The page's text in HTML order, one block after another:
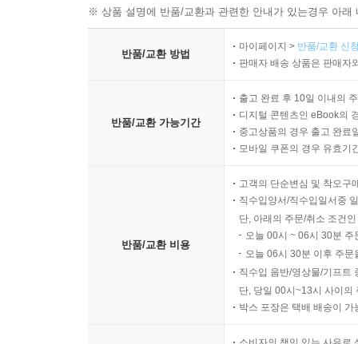
※ 상품 설명에 반품/교환과 관련한 안내가 있는경우 아
반품/교환 방법
마이페이지 > 반품/교환 신
판매자 배송 상품은 판매자
반품/교환 가능기간
출고 완료 후 10일 이내의
디지털 콘텐츠인 eBook의
중고상품의 경우 출고 완료
모바일 쿠폰의 경우 유효기
반품/교환 비용
고객의 단순변심 및 착오구
직수입양서/직수입일서중
단, 아래의 주문/취소 조건
오늘 00시 ~ 06시 30분
오늘 06시 30분 이후 주
직수입 음반/영상물/기프트
단, 당일 00시~13시 사이의
박스 포장은 택배 배송이